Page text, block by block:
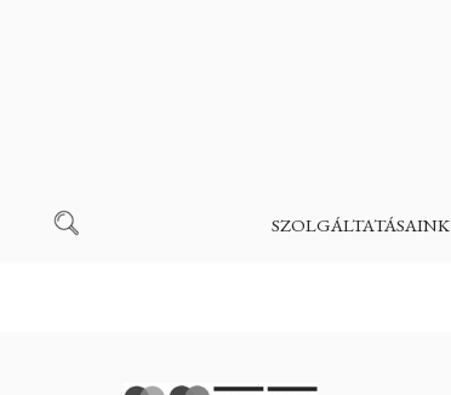
SZOLGÁLTATÁSAINK